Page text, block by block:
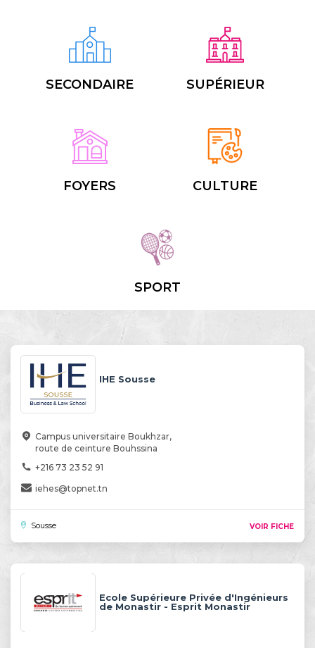
SECONDAIRE SUPÉRIEUR
FOYERS CULTURE
SPORT
IHE Sousse
Campus universitaire Boukhzar,
route de ceinture Bouhssina
+216 73 23 52 91
iehes@topnet.tn
Sousse VOIR FICHE
Ecole Supérieure Privée d'Ingénieurs
de Monastir - Esprit Monastir